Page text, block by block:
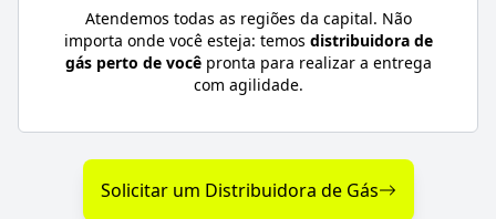
Atendemos todas as regiões da capital. Não
importa onde você esteja: temos distribuidora de
gás perto de vocêpronta para realizar a entrega
com agilidade.
Solicitar um Distribuidora de Gás